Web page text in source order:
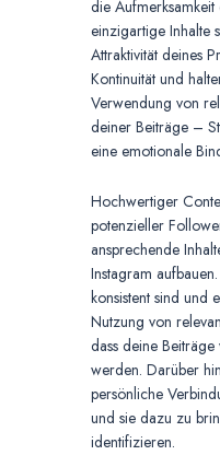
die
einzigartige Inhalte
Attraktivität deines
Kontinuität und
Verwendung von
deiner Beiträge –
eine emotionale
Hochwertiger
potenzieller
ansprechende
Instagram
konsistent sind und
Nutzung von
dass deine
werden. Darüber
persönliche
und sie dazu zu
identifizieren.